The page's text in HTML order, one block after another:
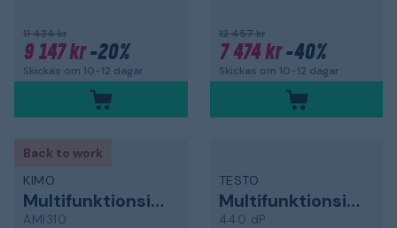
11 434 kr
9 147 kr-20%
Skickas om 10-12 dagar
12 457 kr
7 474 kr-40%
Skickas om 10-12 dagar
Back to work
KIMO
Multifunktionsinstrument
AMI310
TESTO
Multifunktionsinstrument
440 dP